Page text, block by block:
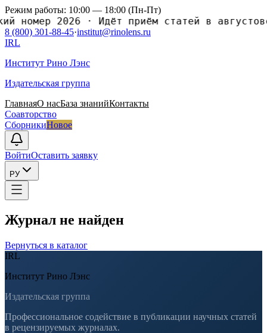
Режим работы: 10:00 — 18:00 (Пн-Пт)
2026·Идёт приём статей в
8 (800) 301-88-45·institut@rinolens.ru
IRL
Институт Рино Лэнс
Издательская группа
ГлавнаяО насБаза знанийКонтакты
Соавторство
СборникиНовое
ВойтиОставить заявку
РУ
Журнал не найден
Вернуться в каталог
IRL
Институт Рино Лэнс
Издательская группа
Профессиональное содействие в публикации научных статей
в рецензируемых журналах.